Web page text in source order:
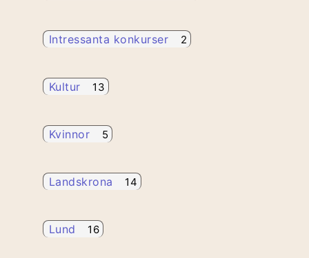
Intressanta konkurser 2
Kultur 13
Kvinnor 5
Landskrona 14
Lund 16